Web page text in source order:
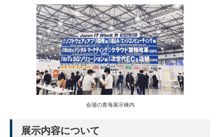
会場の青海展示棟内
展示内容について